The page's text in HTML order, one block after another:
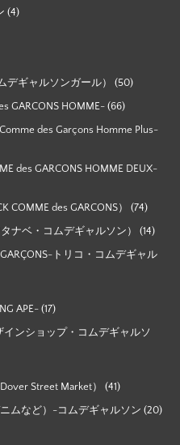
(4)
デギャルソンガール） (50)
GARCONS HOMME- (66)
des Garçons Homme Plus-
des GARCONS HOMME DEUX-
COMME des GARCONS） (74)
ナベ・コムデギャルソン） (14)
トリコ・コムデギャル
APE- (17)
インショップ・コムデギャルソ
Street Market） (41)
ムなど）-コムデギャルソン (20)